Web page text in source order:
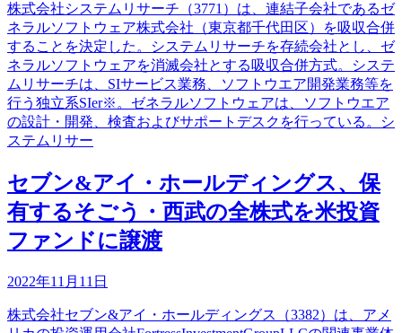
株式会社システムリサーチ（3771）は、連結子会社であるゼ
ネラルソフトウェア株式会社（東京都千代田区）を吸収合併
することを決定した。システムリサーチを存続会社とし、ゼ
ネラルソフトウェアを消滅会社とする吸収合併方式。システ
ムリサーチは、SIサービス業務、ソフトウエア開発業務等を
行う独立系SIer※。ゼネラルソフトウェアは、ソフトウエア
の設計・開発、検査およびサポートデスクを行っている。シ
ステムリサー
セブン&アイ・ホールディングス、保
有するそごう・西武の全株式を米投資
ファンドに譲渡
2022年11月11日
株式会社セブン&アイ・ホールディングス（3382）は、アメ